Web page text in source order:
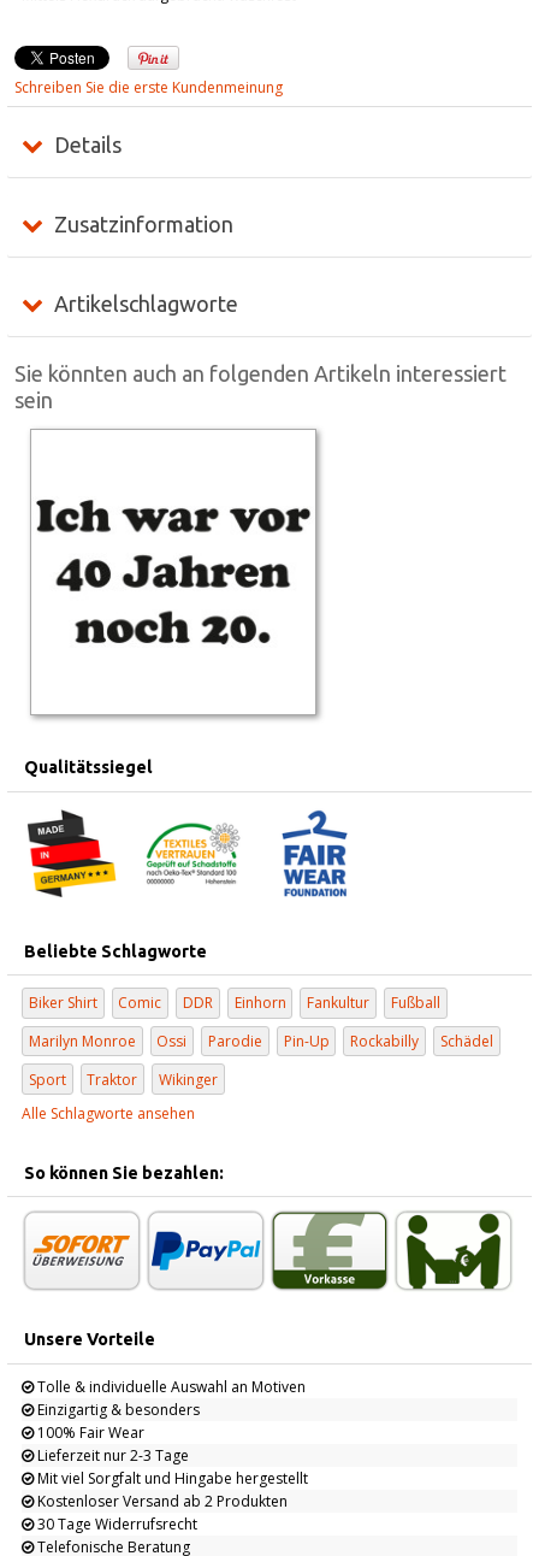
Schreiben Sie die erste Kundenmeinung
Details
Zusatzinformation
Artikelschlagworte
Sie könnten auch an folgenden Artikeln interessiert
sein
Qualitätssiegel
Beliebte Schlagworte
Biker Shirt Comic DDR Einhorn Fankultur
Fußball
Marilyn Monroe
Ossi Parodie Pin-Up Rockabilly
Schädel
Sport
Traktor
Wikinger
Alle Schlagworte ansehen
So können Sie bezahlen:
Unsere Vorteile
Tolle & individuelle Auswahl an Motiven
Einzigartig & besonders
100% Fair Wear
Lieferzeit nur 2-3 Tage
Mit viel Sorgfalt und Hingabe hergestellt
Kostenloser Versand ab 2 Produkten
30 Tage Widerrufsrecht
Telefonische Beratung